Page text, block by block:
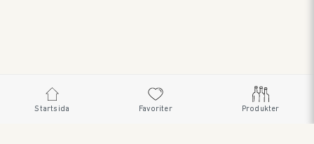
Startsida Favoriter Produkter